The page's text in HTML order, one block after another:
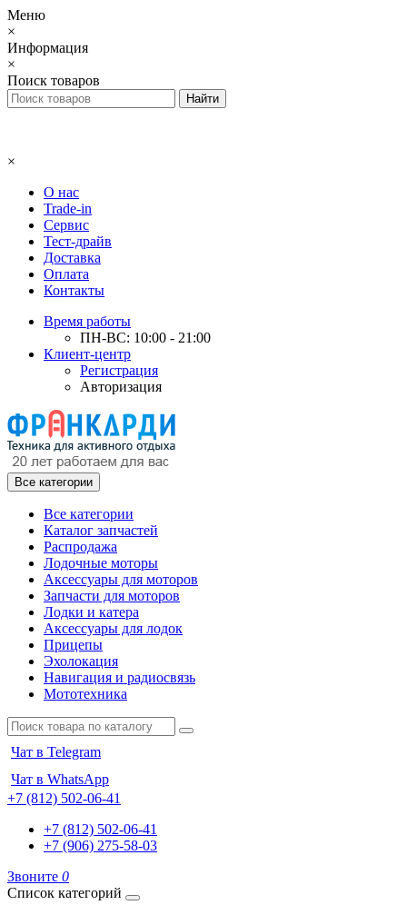
Меню
×
Информация
×
Поиск товаров
×
О нас
Trade-in
Сервис
Тест-драйв
Доставка
Оплата
Контакты
Время работы
ПН-ВС: 10:00 - 21:00
Клиент-центр
Регистрация
Авторизация
Все категории
Все категории
Каталог запчастей
Распродажа
Лодочные моторы
Аксессуары для моторов
Запчасти для моторов
Лодки и катера
Аксессуары для лодок
Прицепы
Эхолокация
Навигация и радиосвязь
Мототехника
Чат в Telegram
Чат в WhatsApp
+7 (812) 502-06-41
+7 (812) 502-06-41
+7 (906) 275-58-03
Звоните 0
Список категорий